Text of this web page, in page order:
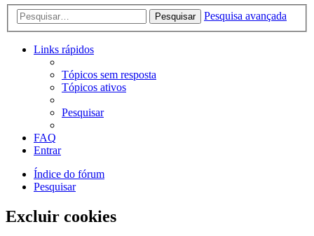
Pesquisar Pesquisa avançada
Links rápidos
Tópicos sem resposta
Tópicos ativos
Pesquisar
FAQ
Entrar
Índice do fórum
Pesquisar
Excluir cookies